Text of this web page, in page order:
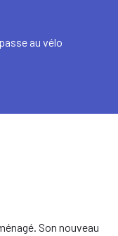
au vélo
Son nouveau